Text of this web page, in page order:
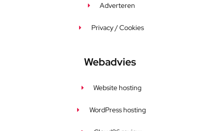
Adverteren
Privacy / Cookies
Webadvies
Website hosting
WordPress hosting